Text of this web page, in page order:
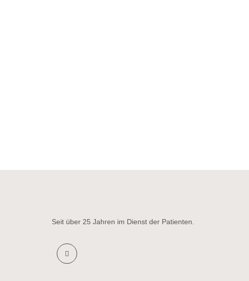
Seit über 25 Jahren im Dienst der Patienten.